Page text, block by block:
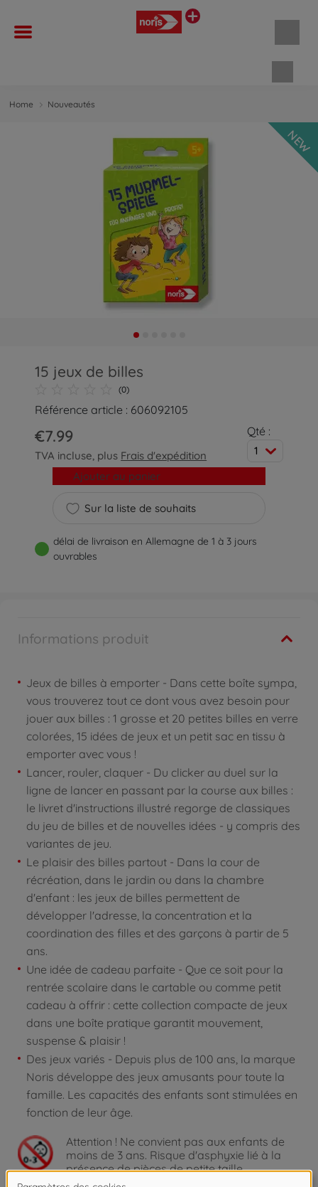
Home Nouveautés
NEW
15 jeux de billes
(0)
Référence article : 606092105
€7.99
TVA incluse, plus Frais d'expédition
Qté :
1
Sur la liste de souhaits
Ajouter au panier
délai de livraison en Allemagne de 1 à 3 jours
ouvrables
Informations produit
Jeux de billes à emporter - Dans cette boîte sympa,
vous trouverez tout ce dont vous avez besoin pour
jouer aux billes : 1 grosse et 20 petites billes en verre
colorées, 15 idées de jeux et un petit sac en tissu à
emporter avec vous !
Lancer, rouler, claquer - Du clicker au duel sur la
ligne de lancer en passant par la course aux billes :
le livret d'instructions illustré regorge de classiques
du jeu de billes et de nouvelles idées - y compris des
variantes de jeu.
Le plaisir des billes partout - Dans la cour de
récréation, dans le jardin ou dans la chambre
d'enfant : les jeux de billes permettent de
développer l'adresse, la concentration et la
coordination des filles et des garçons à partir de 5
ans.
Une idée de cadeau parfaite - Que ce soit pour la
rentrée scolaire dans le cartable ou comme petit
cadeau à offrir : cette collection compacte de jeux
dans une boîte pratique garantit mouvement,
suspense & plaisir !
Des jeux variés - Depuis plus de 100 ans, la marque
Noris développe des jeux amusants pour toute la
famille. Les capacités des enfants sont stimulées en
fonction de leur âge.
Attention ! Ne convient pas aux enfants de
moins de 3 ans. Risque d'asphyxie lié à la
présence de pièces de petite taille.